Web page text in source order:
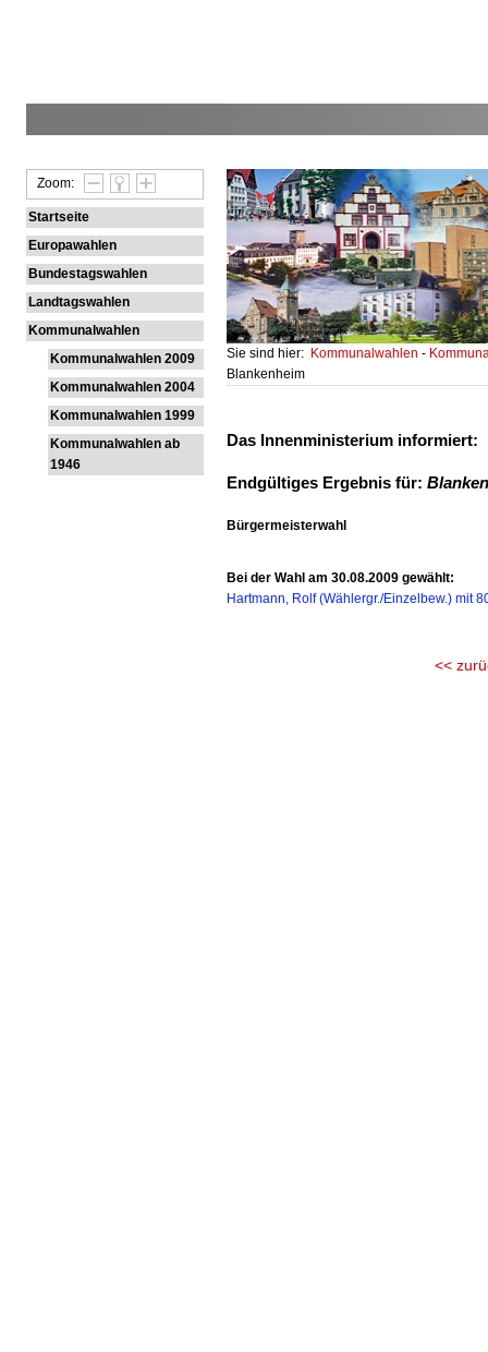
Zoom:
Startseite
Europawahlen
Bundestagswahlen
Landtagswahlen
Kommunalwahlen
Kommunalwahlen 2009
Kommunalwahlen 2004
Kommunalwahlen 1999
Kommunalwahlen ab
1946
Sie sind hier: Kommunalwahlen-
Blankenheim
Das Innenministerium informiert:
Endgültiges Ergebnis für:
Bürgermeisterwahl
Bei der Wahl am 30.08.2009 gewählt:
Hartmann, Rolf (Wählergr./Einzelbew.) mit
<<